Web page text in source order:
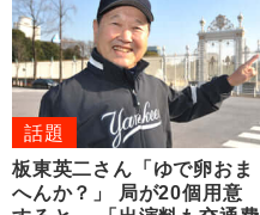
話題
板東英二さん「ゆで卵おま
へんか？」 局が20個用意